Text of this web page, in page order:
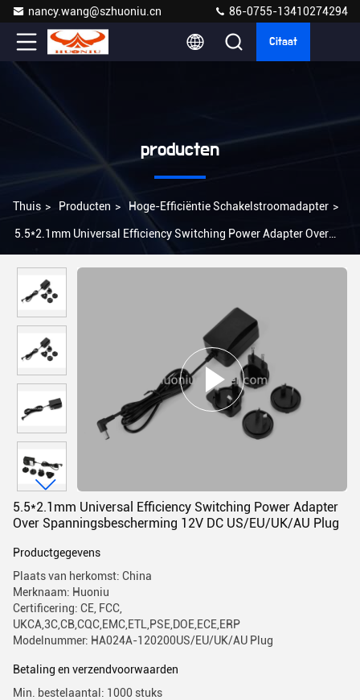
nancy.wang@szhuoniu.cn 86-0755-13410274294
Citaat
producten
Thuis > Producten > Hoge-Efficiëntie Schakelstroomadapter >
5.5*2.1mm Universal Efficiency Switching Power Adapter Over
5.5*2.1mm Universal Efficiency Switching Power Adapter
Over Spanningsbescherming 12V DC US/EU/UK/AU Plug
Productgegevens
Plaats van herkomst: China
Merknaam: Huoniu
Certificering: CE, FCC,
UKCA,3C,CB,CQC,EMC,ETL,PSE,DOE,ECE,ERP
Modelnummer: HA024A-120200US/EU/UK/AU Plug
Betaling en verzendvoorwaarden
Min. bestelaantal: 1000 stuks